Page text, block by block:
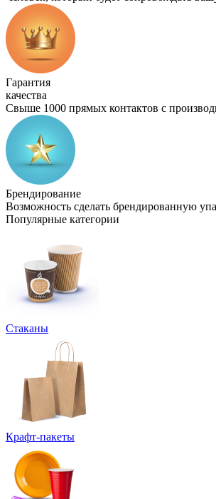
Гарантия
качества
Свыше 1000 прямых контактов с
Брендирование
Возможность сделать брендированную
Популярные категории
Стаканы
Крафт-пакеты